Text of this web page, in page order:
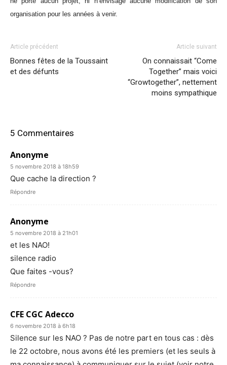
organisation pour les années à venir.
Article précédent
Bonnes fêtes de la Toussaint
et des défunts
Article suivant
On connaissait “Come
Together” mais voici
“Growtogether”, nettement
moins sympathique
5 Commentaires
Anonyme
5 novembre 2018 à 18h59
Que cache la direction ?
Répondre
Anonyme
5 novembre 2018 à 21h01
et les NAO!
silence radio
Que faites -vous?
Répondre
CFE CGC Adecco
6 novembre 2018 à 6h18
Silence sur les NAO ? Pas de notre part en tous cas : dès
le 22 octobre, nous avons été les premiers (et les seuls à